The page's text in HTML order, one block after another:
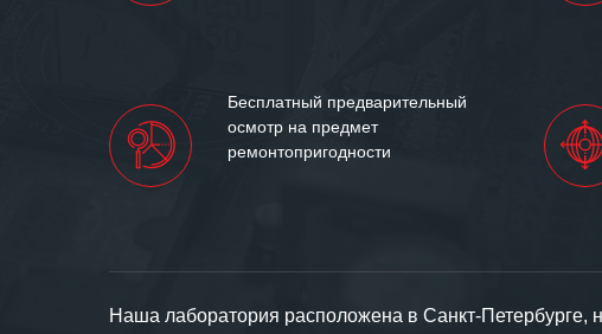
Бесплатный предварительный
осмотр на предмет
ремонтопригодности
Наша лаборатория расположена в Санкт-Петербурге,